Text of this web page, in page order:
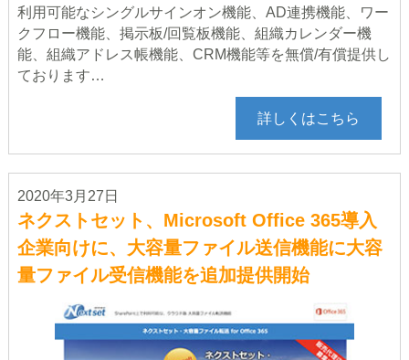
利用可能なシングルサインオン機能、AD連携機能、ワー
クフロー機能、掲示板/回覧板機能、組織カレンダー機
能、組織アドレス帳機能、CRM機能等を無償/有償提供し
ております…
詳しくはこちら
2020年3月27日
ネクストセット、Microsoft Office 365導入
企業向けに、大容量ファイル送信機能に大容
量ファイル受信機能を追加提供開始